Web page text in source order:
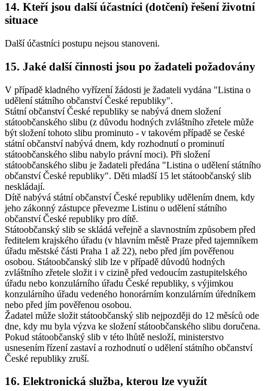
14. Kteří jsou další účastníci (dotčení) řešení životní
situace
Další účastníci postupu nejsou stanoveni.
15. Jaké další činnosti jsou po žadateli požadovány
V případě kladného vyřízení žádosti je žadateli vydána "Listina o
udělení státního občanství České republiky".
Státní občanství České republiky se nabývá dnem složení
státoobčanského slibu (z důvodu hodných zvláštního zřetele může
být složení tohoto slibu prominuto - v takovém případě se české
státní občanství nabývá dnem, kdy rozhodnutí o prominutí
státoobčanského slibu nabylo právní moci). Při složení
státoobčanského slibu je žadateli předána "Listina o udělení státního
občanství České republiky". Děti mladší 15 let státoobčanský slib
neskládají.
Dítě nabývá státní občanství České republiky udělením dnem, kdy
jeho zákonný zástupce převezme Listinu o udělení státního
občanství České republiky pro dítě.
Státoobčanský slib se skládá veřejně a slavnostním způsobem před
ředitelem krajského úřadu (v hlavním městě Praze před tajemníkem
úřadu městské části Praha 1 až 22), nebo před jím pověřenou
osobou. Státoobčanský slib lze v případě důvodů hodných
zvláštního zřetele složit i v cizině před vedoucím zastupitelského
úřadu nebo konzulárního úřadu České republiky, s výjimkou
konzulárního úřadu vedeného honorárním konzulárním úředníkem
nebo před jím pověřenou osobou.
Žadatel může složit státoobčanský slib nejpozději do 12 měsíců ode
dne, kdy mu byla výzva ke složení státoobčanského slibu doručena.
Pokud státoobčanský slib v této lhůtě nesloží, ministerstvo
usnesením řízení zastaví a rozhodnutí o udělení státního občanství
České republiky zruší.
16. Elektronická služba, kterou lze využít